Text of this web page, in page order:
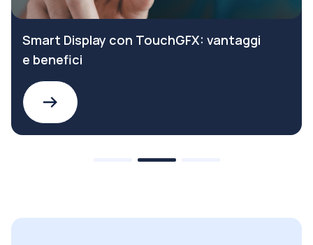
Smart Display con TouchGFX: vantaggi
e benefici